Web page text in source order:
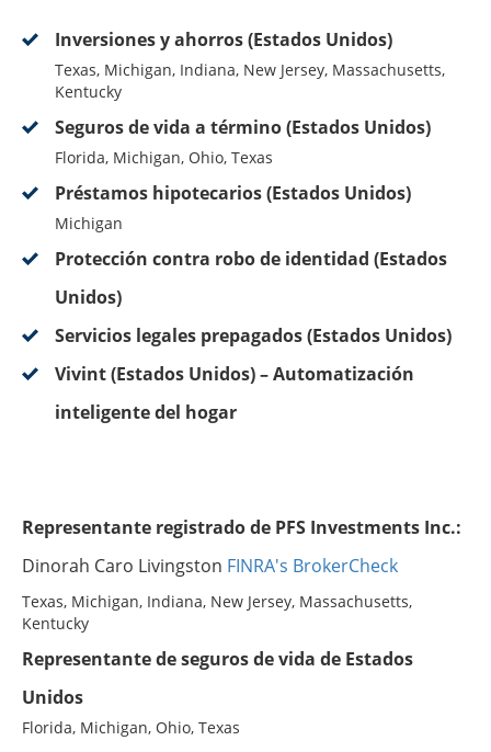
Inversiones y ahorros (Estados Unidos)
Texas, Michigan, Indiana, New Jersey, Massachusetts,
Kentucky
Seguros de vida a término (Estados Unidos)
Florida, Michigan, Ohio, Texas
Préstamos hipotecarios (Estados Unidos)
Michigan
Protección contra robo de identidad (Estados
Unidos)
Servicios legales prepagados (Estados Unidos)
Vivint (Estados Unidos) – Automatización
inteligente del hogar
Representante registrado de PFS Investments Inc.:
Dinorah Caro Livingston FINRA's BrokerCheck
Texas, Michigan, Indiana, New Jersey, Massachusetts,
Kentucky
Representante de seguros de vida de Estados
Unidos
Florida, Michigan, Ohio, Texas